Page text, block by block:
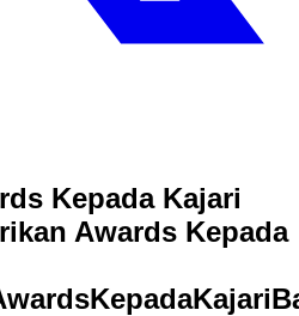
Kepada Kajari
Awards Kepada
wardsKepadaKajariB